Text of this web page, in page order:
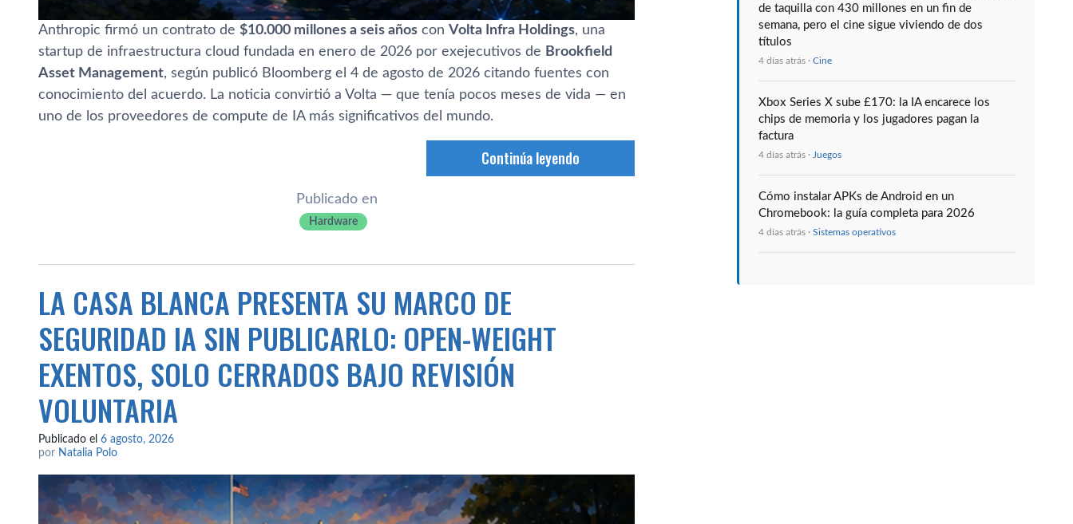
Anthropic firmó un contrato de $10.000 millones a seis años con Volta Infra Holdings, una
startup de infraestructura cloud fundada en enero de 2026 por exejecutivos de Brookfield
Asset Management, según publicó Bloomberg el 4 de agosto de 2026 citando fuentes con
conocimiento del acuerdo. La noticia convirtió a Volta — que tenía pocos meses de vida — en
uno de los proveedores de compute de IA más significativos del mundo.
Continúa leyendo
Publicado en
Hardware
LA CASA BLANCA PRESENTA SU MARCO DE
SEGURIDAD IA SIN PUBLICARLO: OPEN-WEIGHT
EXENTOS, SOLO CERRADOS BAJO REVISIÓN
VOLUNTARIA
Publicado el 6 agosto, 2026
por Natalia Polo
de taquilla con 430 millones en un fin de
semana, pero el cine sigue viviendo de dos
títulos
4 días atrás · Cine
Xbox Series X sube £170: la IA encarece los
chips de memoria y los jugadores pagan la
factura
4 días atrás · Juegos
Cómo instalar APKs de Android en un
Chromebook: la guía completa para 2026
4 días atrás · Sistemas operativos